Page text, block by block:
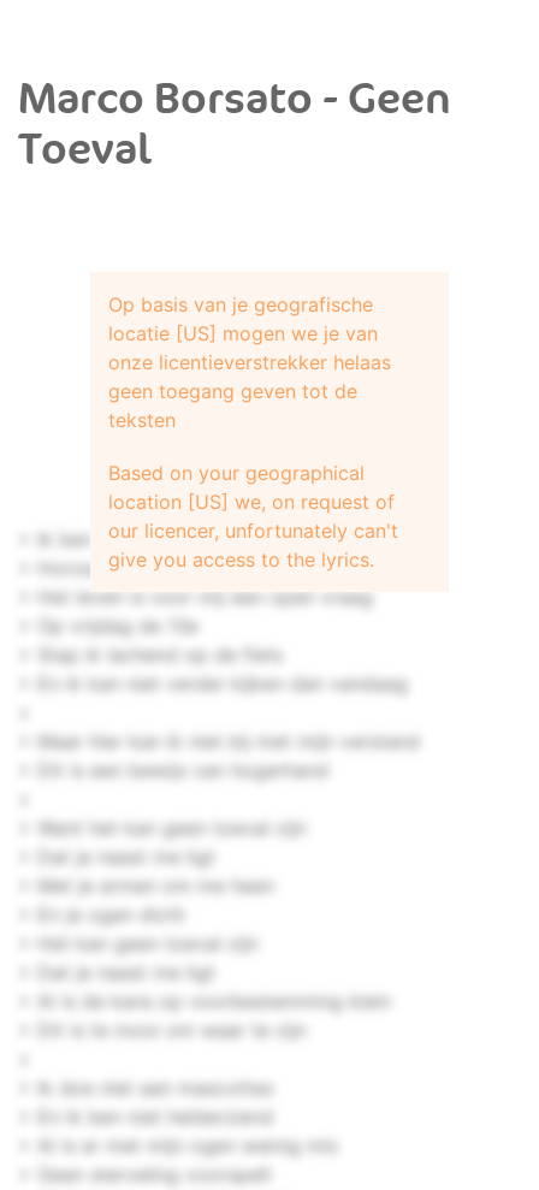
Marco Borsato - Geen
Toeval
> Ik ben niet bijgelovig
> Horoscopen doen me niets
> Het leven is voor mij een open vraag
> Op vrijdag de 13e
> Stap ik lachend op de fiets
> En ik kan niet verder kijken dan vandaag
> Maar hier kan ik niet bij met mijn verstand
> Dit is een bewijs van hogerhand
> Want het kan geen toeval zijn
> Dat je naast me ligt
> Met je armen om me heen
> En je ogen dicht
> Het kan geen toeval zijn
> Dat je naast me ligt
> Al is de kans op voorbestemming klein
> Dit is te mooi om waar te zijn
> Ik doe niet aan mascottes
> En ik ben niet helderziend
> Al is er met mijn ogen weinig mis
> Geen sterveling voorspelt
Op basis van je geografische
locatie [US] mogen we je van
onze licentieverstrekker helaas
geen toegang geven tot de
teksten
Based on your geographical
location [US] we, on request of
our licencer, unfortunately can't
give you access to the lyrics.